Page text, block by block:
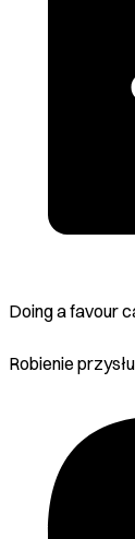
Doing a favour
Robienie